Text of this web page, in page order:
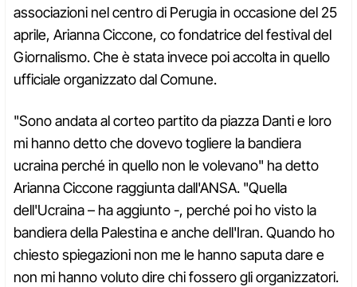
associazioni nel centro di Perugia in occasione del 25
aprile, Arianna Ciccone, co fondatrice del festival del
Giornalismo. Che è stata invece poi accolta in quello
ufficiale organizzato dal Comune.
"Sono andata al corteo partito da piazza Danti e loro
mi hanno detto che dovevo togliere la bandiera
ucraina perché in quello non le volevano" ha detto
Arianna Ciccone raggiunta dall'ANSA. "Quella
dell'Ucraina – ha aggiunto -, perché poi ho visto la
bandiera della Palestina e anche dell'Iran. Quando ho
chiesto spiegazioni non me le hanno saputa dare e
non mi hanno voluto dire chi fossero gli organizzatori.